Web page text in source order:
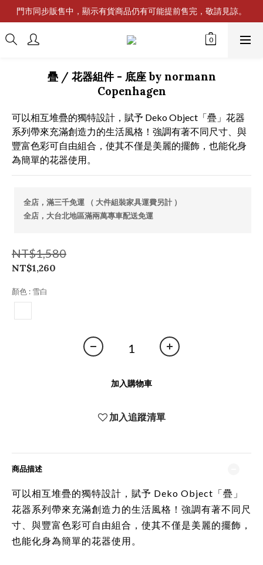
門市同步販售中，顯示有貨商品仍有可能提前售完，敬請見諒。
疊 / 花器組件 - 底座 by normann
Copenhagen
可以相互堆疊的獨特設計，賦予 Deko Object「疊」花器
系列帶來充滿創造力的生活風格！強調有著不同尺寸、與
豐富色彩可自由組合，使其不僅是美麗的擺飾，也能化身
為簡單的花器使用。
全店，滿三千免運 （ 大件組裝家具運費另計 ）
全店，大台北地區滿兩萬專車配送免運
NT$1,580
NT$1,260
顏色 : 雪白
加入購物車
加入追蹤清單
商品描述
可以相互堆疊的獨特設計，賦予 Deko Object「疊」
花器系列帶來充滿創造力的生活風格！強調有著不同尺
寸、與豐富色彩可自由組合， 使其不僅是美麗的擺飾，
也能化身為簡單的花器使用。